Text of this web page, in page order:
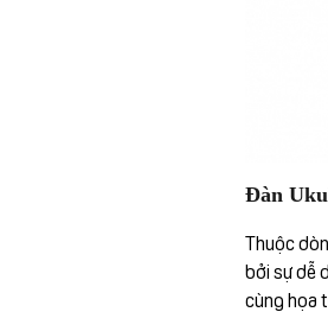
Đàn
Thuộc
bởi sự dễ
cùng họa